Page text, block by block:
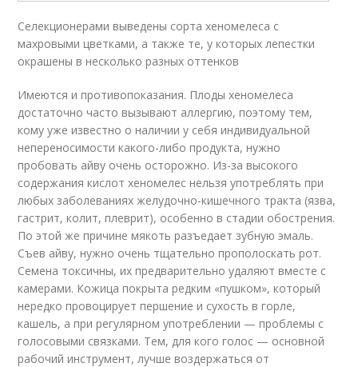
Селекционерами выведены сорта хеномелеса с
махровыми цветками, а также те, у которых лепестки
окрашены в несколько разных оттенков
Имеются и противопоказания. Плоды хеномелеса
достаточно часто вызывают аллергию, поэтому тем,
кому уже известно о наличии у себя индивидуальной
непереносимости какого-либо продукта, нужно
пробовать айву очень осторожно. Из-за высокого
содержания кислот хеномелес нельзя употреблять при
любых заболеваниях желудочно-кишечного тракта (язва,
гастрит, колит, плеврит), особенно в стадии обострения.
По этой же причине мякоть разъедает зубную эмаль.
Съев айву, нужно очень тщательно прополоскать рот.
Семена токсичны, их предварительно удаляют вместе с
камерами. Кожица покрыта редким «пушком», который
нередко провоцирует першение и сухость в горле,
кашель, а при регулярном употреблении — проблемы с
голосовыми связками. Тем, для кого голос — основной
рабочий инструмент, лучше воздержаться от